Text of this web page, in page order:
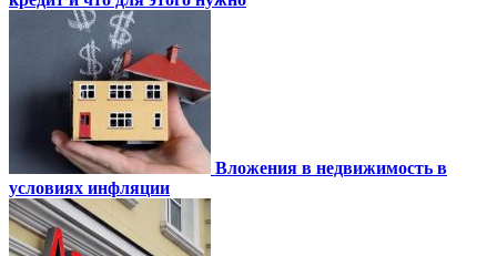
Вложения в недвижимость в
условиях инфляции